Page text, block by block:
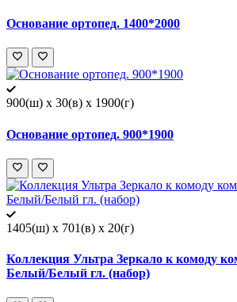
Основание ортопед. 1400*2000
900(ш) x 30(в) x 1900(г)
Основание ортопед. 900*1900
1405(ш) x 701(в) x 20(г)
Коллекция Ультра Зеркало к комоду
Белый/Белый гл. (набор)